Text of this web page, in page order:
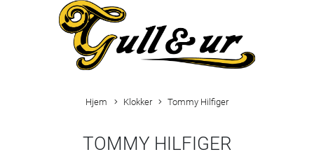
Hjem Klokker Tommy Hilfiger
TOMMY HILFIGER